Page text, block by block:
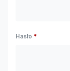
Hasło *